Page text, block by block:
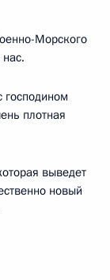
Морского
господином
плотная
выведет
новый